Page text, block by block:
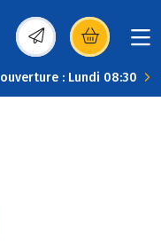
(s’ouvre dans une
: Lundi 08:30